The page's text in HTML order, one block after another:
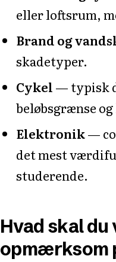
eller loftsrum,
Brand og
skadetyper.
Cykel — typisk
beløbsgrænse
Elektronik—
det mest
studerende.
Hvad skal
opmærksom